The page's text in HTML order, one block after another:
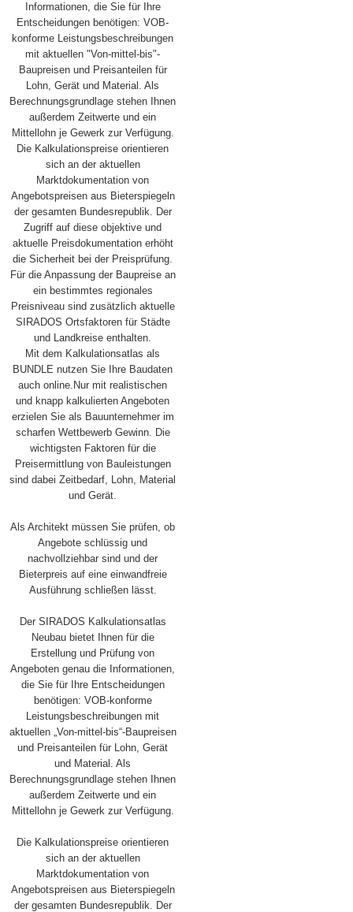
Informationen, die Sie für Ihre
Entscheidungen benötigen: VOB-
konforme Leistungsbeschreibungen
mit aktuellen "Von-mittel-bis"-
Baupreisen und Preisanteilen für
Lohn, Gerät und Material. Als
Berechnungsgrundlage stehen Ihnen
außerdem Zeitwerte und ein
Mittellohn je Gewerk zur Verfügung.
Die Kalkulationspreise orientieren
sich an der aktuellen
Marktdokumentation von
Angebotspreisen aus Bieterspiegeln
der gesamten Bundesrepublik. Der
Zugriff auf diese objektive und
aktuelle Preisdokumentation erhöht
die Sicherheit bei der Preisprüfung.
Für die Anpassung der Baupreise an
ein bestimmtes regionales
Preisniveau sind zusätzlich aktuelle
SIRADOS Ortsfaktoren für Städte
und Landkreise enthalten.
Mit dem Kalkulationsatlas als
BUNDLE nutzen Sie Ihre Baudaten
auch online.Nur mit realistischen
und knapp kalkulierten Angeboten
erzielen Sie als Bauunternehmer im
scharfen Wettbewerb Gewinn. Die
wichtigsten Faktoren für die
Preisermittlung von Bauleistungen
sind dabei Zeitbedarf, Lohn, Material
und Gerät.
Als Architekt müssen Sie prüfen, ob
Angebote schlüssig und
nachvollziehbar sind und der
Bieterpreis auf eine einwandfreie
Ausführung schließen lässt.
Der SIRADOS Kalkulationsatlas
Neubau bietet Ihnen für die
Erstellung und Prüfung von
Angeboten genau die Informationen,
die Sie für Ihre Entscheidungen
benötigen: VOB-konforme
Leistungsbeschreibungen mit
aktuellen „Von-mittel-bis“-Baupreisen
und Preisanteilen für Lohn, Gerät
und Material. Als
Berechnungsgrundlage stehen Ihnen
außerdem Zeitwerte und ein
Mittellohn je Gewerk zur Verfügung.
Die Kalkulationspreise orientieren
sich an der aktuellen
Marktdokumentation von
Angebotspreisen aus Bieterspiegeln
der gesamten Bundesrepublik. Der